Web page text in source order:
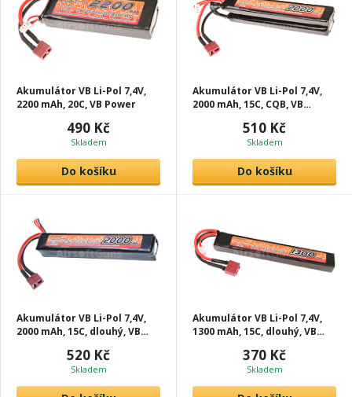
Akumulátor VB Li-Pol 7,4V,
2200 mAh, 20C, VB Power
490 Kč
Skladem
Do košíku
Akumulátor VB Li-Pol 7,4V,
2000 mAh, 15C, CQB, VB
510 Kč
Skladem
Do košíku
Akumulátor VB Li-Pol 7,4V,
2000 mAh, 15C, dlouhý, VB
520 Kč
Skladem
Akumulátor VB Li-Pol 7,4V,
1300 mAh, 15C, dlouhý, VB
370 Kč
Skladem